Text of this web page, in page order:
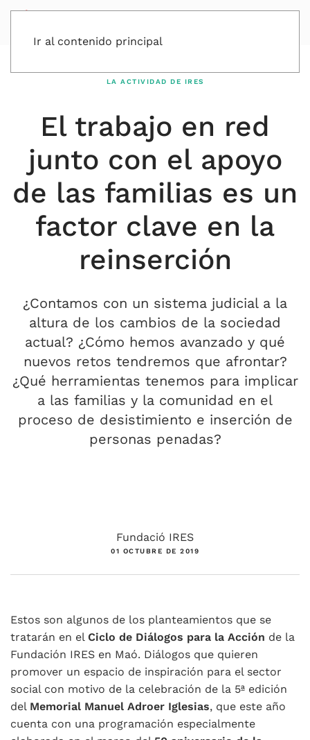
Ir al contenido principal
LA ACTIVIDAD DE IRES
El trabajo en red
junto con el apoyo
de las familias es un
factor clave en la
reinserción
¿Contamos con un sistema judicial a la
altura de los cambios de la sociedad
actual? ¿Cómo hemos avanzado y qué
nuevos retos tendremos que afrontar?
¿Qué herramientas tenemos para implicar
a las familias y la comunidad en el
proceso de desistimiento e inserción de
personas penadas?
Fundació IRES
01 OCTUBRE DE 2019
Estos son algunos de los planteamientos que se
tratarán en el Ciclo de Diálogos para la Acción de la
Fundación IRES en Maó. Diálogos que quieren
promover un espacio de inspiración para el sector
social con motivo de la celebración de la 5ª edición
del Memorial Manuel Adroer Iglesias, que este año
cuenta con una programación especialmente